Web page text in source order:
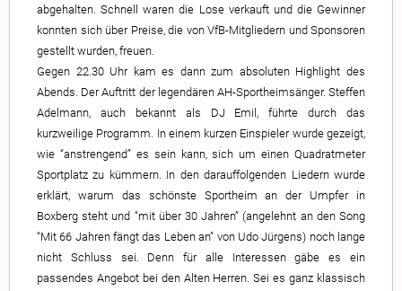
abgehalten. Schnell waren die Lose verkauft und die Gewinner
konnten sich über Preise, die von VfB-Mitgliedern und Sponsoren
gestellt wurden, freuen.
Gegen 22.30 Uhr kam es dann zum absoluten Highlight des
Abends. Der Auftritt der legendären AH-Sportheimsänger. Steffen
Adelmann, auch bekannt als DJ Emil, führte durch das
kurzweilige Programm. In einem kurzen Einspieler wurde gezeigt,
wie “anstrengend” es sein kann, sich um einen Quadratmeter
Sportplatz zu kümmern. In den darauffolgenden Liedern wurde
erklärt, warum das schönste Sportheim an der Umpfer in
Boxberg steht und “mit über 30 Jahren” (angelehnt an den Song
“Mit 66 Jahren fängt das Leben an” von Udo Jürgens) noch lange
nicht Schluss sei. Denn für alle Interessen gäbe es ein
passendes Angebot bei den Alten Herren. Sei es ganz klassisch